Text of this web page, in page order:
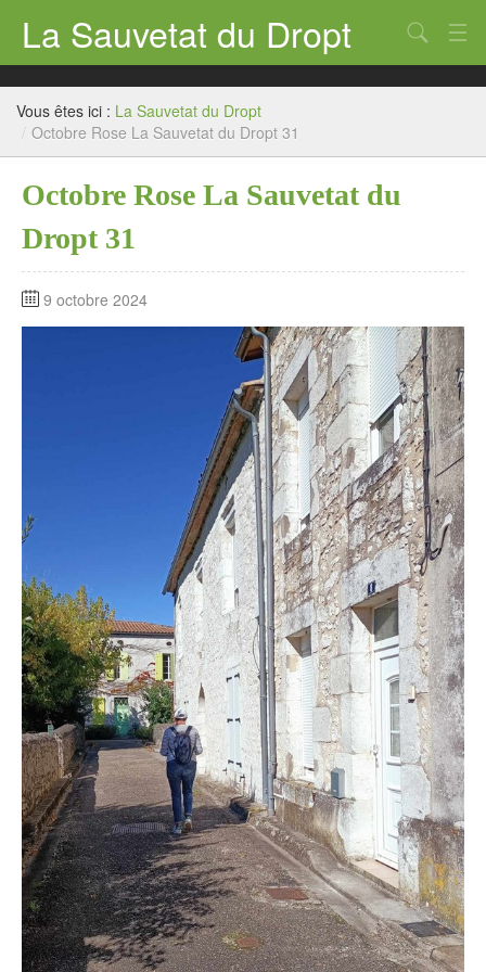
La Sauvetat du Dropt
Accueil
Mairie
Archives
Chercher
Vous êtes ici : La Sauvetat du Dropt
/ Octobre Rose La Sauvetat du Dropt 31
Octobre Rose La Sauvetat du
Dropt 31
9 octobre 2024